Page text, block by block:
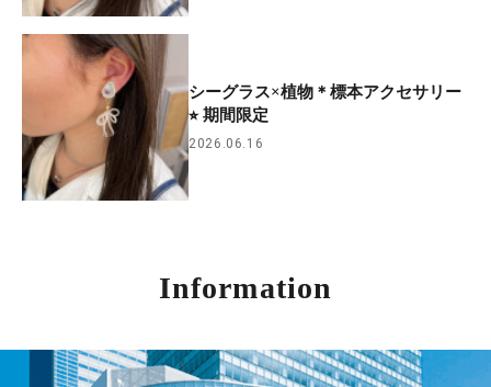
シーグラス×植物＊標本アクセサリー
⭐︎ 期間限定
2026.06.16
Information